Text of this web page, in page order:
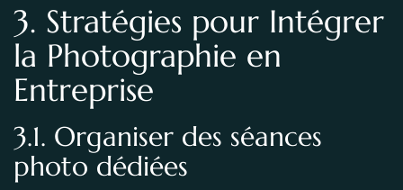
3. Stratégies pour Intégrer
la Photographie en
Entreprise
3.1. Organiser des séances
photo dédiées